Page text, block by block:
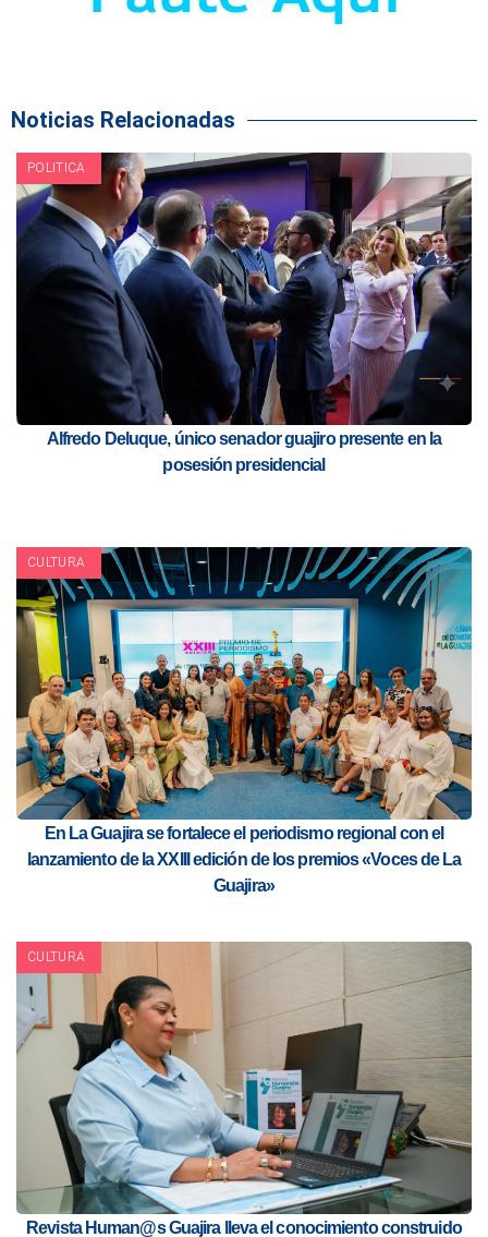
Noticias Relacionadas
POLITICA
Alfredo Deluque, único senador guajiro presente en la
posesión presidencial
CULTURA
En La Guajira se fortalece el periodismo regional con el
lanzamiento de la XXIII edición de los premios «Voces de La
Guajira»
CULTURA
Revista Human@s Guajira lleva el conocimiento construido